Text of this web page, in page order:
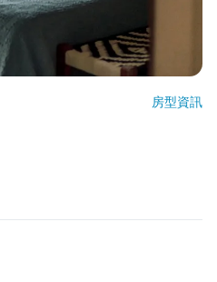
房型資訊